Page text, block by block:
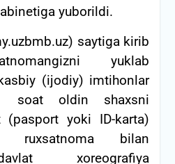
yuborildi.
saytiga kirib
yuklab
(ijodiy) imtihonlar
soat oldin shaxsni
(pasport yoki ID-karta)
ruxsatnoma bilan
xoreografiya